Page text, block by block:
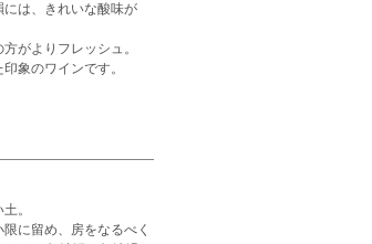
は、きれいな酸味が
がよりフレッシュ。
象のワインです。
。
に留め、房をなるべく